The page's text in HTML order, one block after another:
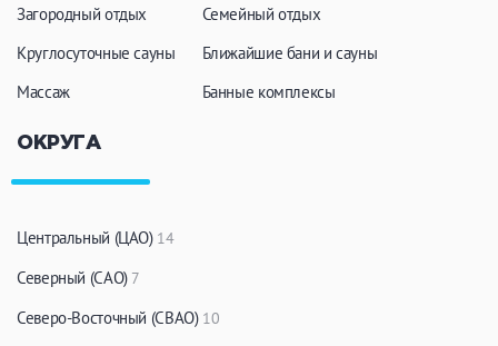
Загородный отдых
Круглосуточные сауны
Массаж
Семейный отдых
Ближайшие бани и сауны
Банные комплексы
ОКРУГА
Центральный (ЦАО) 14
Северный (САО) 7
Северо-Восточный (СВАО) 10